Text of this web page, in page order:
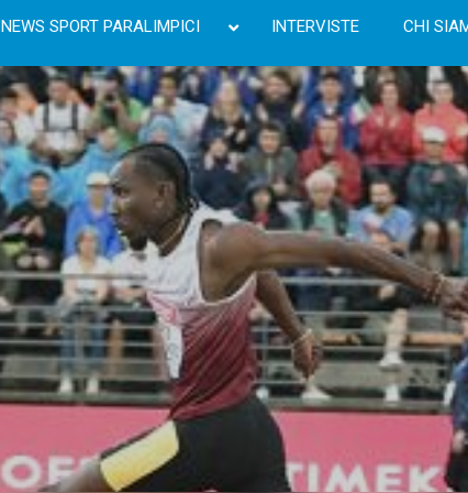
NEWS SPORT PARALIMPICI INTERVISTE CHI